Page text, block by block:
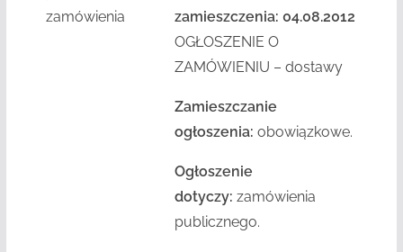
zamówienia
zamieszczenia: 04.08.2012
OGŁOSZENIE O
ZAMÓWIENIU – dostawy
Zamieszczanie
ogłoszenia: obowiązkowe.
Ogłoszenie
dotyczy: zamówienia
publicznego.